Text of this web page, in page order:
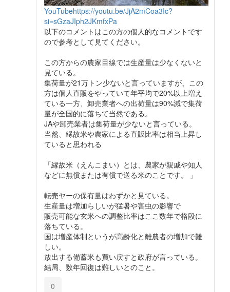
YouTubehttps://youtu.be/JjA2mCoa3Ic?
si=sGzaJIph2JKmfxPa
以下のコメントはこの方の個人的なコメントです
ので参考として見てください。
この方からの農家目線では生産量は少なくないと
見ている。
集荷量が21万トン少ないと言っていますが、この
方は個人直販をやっていて年平均で20%以上増え
ている一方、卸売業者への出荷量は90%減で集荷
量が全国的に落ちて当然である。
JAや卸売業者は集荷量が少ないと言っている。
当然、縁故米や農家による直販比率は相当上昇し
ていると思われる
「縁故米（えんこまい）とは、農家が親戚や知人
などに無償または有償で送る米のことです。 」
転売ヤーの保有量はわずかと見ている。
生産量は増加らしいが猛暑や害虫の影響で
販売可能な玄米への調整比率はここ数年で格段に
落ちている。
国は増産体制というが高齢化と離農者の増加で難
しい。
放出する備蓄米も買い戻すと政府が言っている。
結局、数年回復は難しいとのこと。
0